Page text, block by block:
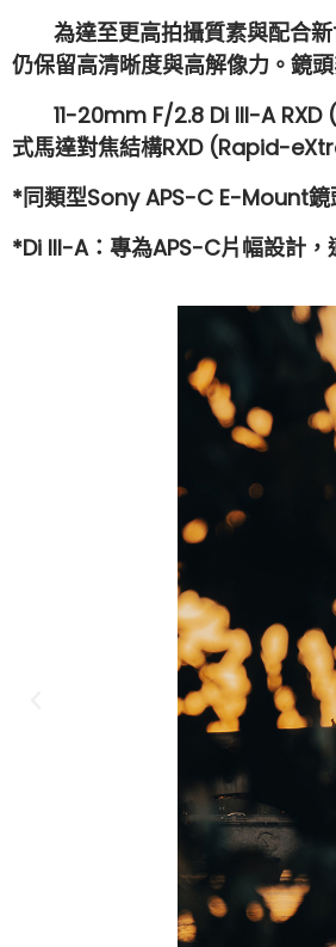
為達至更高拍攝質素與配合新
仍保留高清晰度與高解像力。鏡
11-20mm F/2.8 Di III-A RXD
式⾺達對焦結構RXD (Rapid-
*同類型Sony APS-C E-Mount鏡
*Di III-A：專為APS-C片幅設計